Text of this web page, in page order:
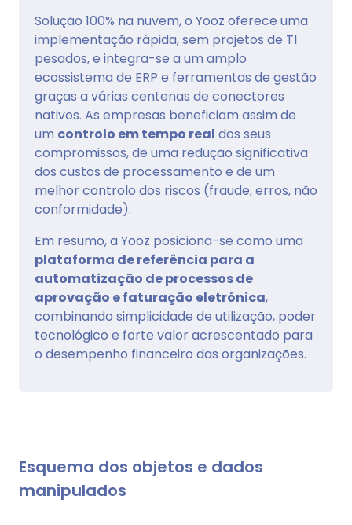
Solução 100% na nuvem, o Yooz oferece uma
implementação rápida, sem projetos de TI
pesados, e integra-se a um amplo
ecossistema de ERP e ferramentas de gestão
graças a várias centenas de conectores
nativos. As empresas beneficiam assim de
um controlo em tempo real dos seus
compromissos, de uma redução significativa
dos custos de processamento e de um
melhor controlo dos riscos (fraude, erros, não
conformidade).
Em resumo, a Yooz posiciona-se como uma
plataforma de referência para a
automatização de processos de
aprovação e faturação eletrónica,
combinando simplicidade de utilização, poder
tecnológico e forte valor acrescentado para
o desempenho financeiro das organizações.
Esquema dos objetos e dados
manipulados